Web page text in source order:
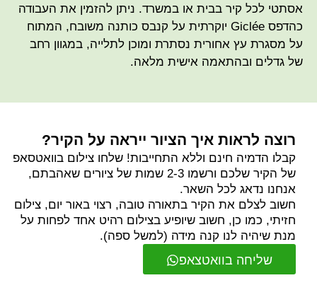
אסתטי לכל קיר בבית או במשרד. ניתן להזמין את העבודה
כהדפס Giclée יוקרתית על קנבס כותנה משובח, המתוח
על מסגרת עץ אחורית נסתרת ומוכן לתלייה, במגוון רחב
של גדלים ובהתאמה אישית מלאה.
שליחה בוואטצאפ
רוצה לראות איך הציור ייראה על הקיר?
קבלו הדמיה חינם וללא התחייבות! שלחו צילום בוואטסאפ
של הקיר שלכם ורשמו 2-3 שמות של ציורים שאהבתם,
אנחנו נדאג לכל השאר.
חשוב לצלם את הקיר בתאורה טובה, רצוי באור יום, צילום
חזיתי, כמו כן, חשוב שיופיע בצילום רהיט אחד לפחות על
מנת שיהיה לנו קנה מידה (למשל ספה).